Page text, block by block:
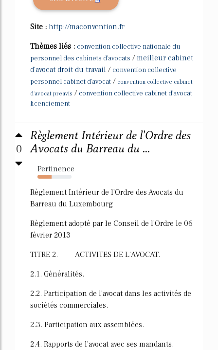
Site : http://maconvention.fr
Thèmes liés : convention collective nationale du
personnel des cabinets d'avocats /meilleur cabinet
d'avocat droit du travail / convention collective
personnel cabinet d'avocat / convention collective cabinet
d'avocat preavis / convention collective cabinet d'avocat
licenciement
0
Règlement Intérieur de l'Ordre des
Avocats du Barreau du ...
Pertinence
41%
Règlement Intérieur de l'Ordre des Avocats du
Barreau du Luxembourg
Règlement adopté par le Conseil de l'Ordre le 06
février 2013
TITRE 2. ACTIVITES DE L'AVOCAT.
2.1. Généralités.
2.2. Participation de l'avocat dans les activités de
sociétés commerciales.
2.3. Participation aux assemblées.
2.4. Rapports de l'avocat avec ses mandants.